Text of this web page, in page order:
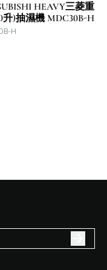
HEAVY三菱重
工 (30升)抽濕機 MDC30B-H
H